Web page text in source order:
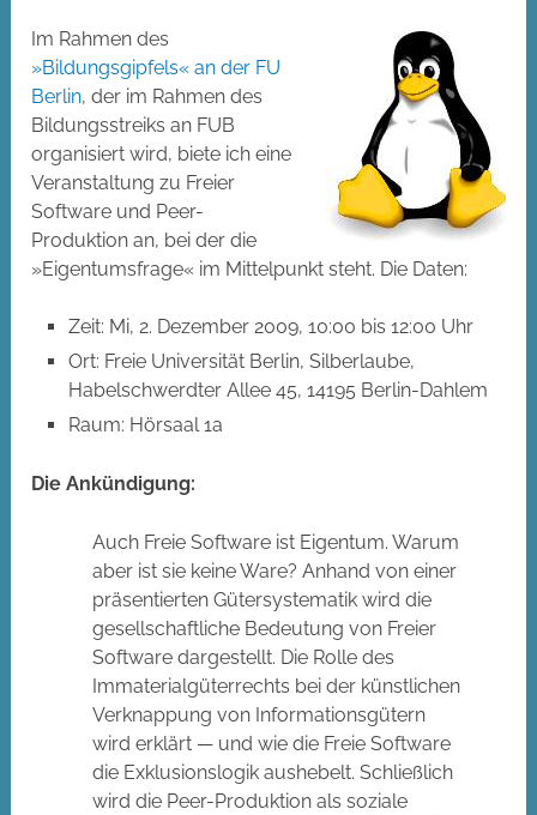
Im Rahmen des
»Bildungsgipfels« an der FU
Berlin, der im Rahmen des
Bildungsstreiks an FUB
organisiert wird, biete ich eine
Veranstaltung zu Freier
Software und Peer-
Produktion an, bei der die
»Eigentumsfrage« im Mittelpunkt steht. Die Daten:
Zeit: Mi, 2. Dezember 2009, 10:00 bis 12:00 Uhr
Ort: Freie Universität Berlin, Silberlaube,
Habelschwerdter Allee 45, 14195 Berlin-Dahlem
Raum: Hörsaal 1a
Die Ankündigung:
Auch Freie Software ist Eigentum. Warum
aber ist sie keine Ware? Anhand von einer
präsentierten Gütersystematik wird die
gesellschaftliche Bedeutung von Freier
Software dargestellt. Die Rolle des
Immaterialgüterrechts bei der künstlichen
Verknappung von Informationsgütern
wird erklärt — und wie die Freie Software
die Exklusionslogik aushebelt. Schließlich
wird die Peer-Produktion als soziale